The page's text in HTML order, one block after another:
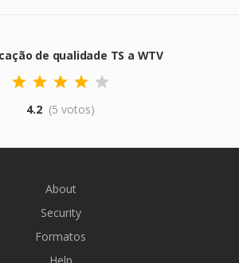
de qualidade TS a WTV
4.2 (5 votos)
About
Security
Formatos